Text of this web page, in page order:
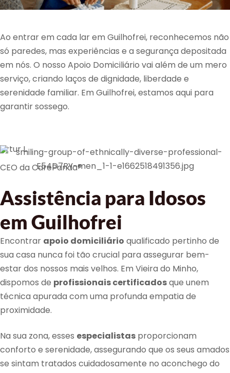
Ao entrar em cada lar em Guilhofrei, reconhecemos não
só paredes, mas experiências e a segurança depositada
em nós. O nosso Apoio Domiciliário vai além de um mero
serviço, criando laços de dignidade, liberdade e
serenidade familiar. Em Guilhofrei, estamos aqui para
garantir sossego.
Artur L.
CEO da CarePanda®
Assistência para Idosos
em Guilhofrei
Encontrar apoio domiciliário qualificado pertinho de
sua casa nunca foi tão crucial para assegurar bem-
estar dos nossos mais velhos. Em Vieira do Minho,
dispomos de profissionais certificadosque unem
técnica apurada com uma profunda empatia de
proximidade.
Na sua zona, esses especialistas proporcionam
conforto e serenidade, assegurando que os seus amados
se sintam tratados cuidadosamente no aconchego do